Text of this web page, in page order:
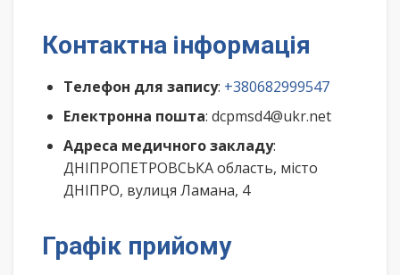
Контактна інформація
Телефон для запису: +380682999547
Електронна пошта: dcpmsd4@ukr.net
Адреса медичного закладу:
ДНІПРОПЕТРОВСЬКА область, місто
ДНІПРО, вулиця Ламана, 4
Графік прийому